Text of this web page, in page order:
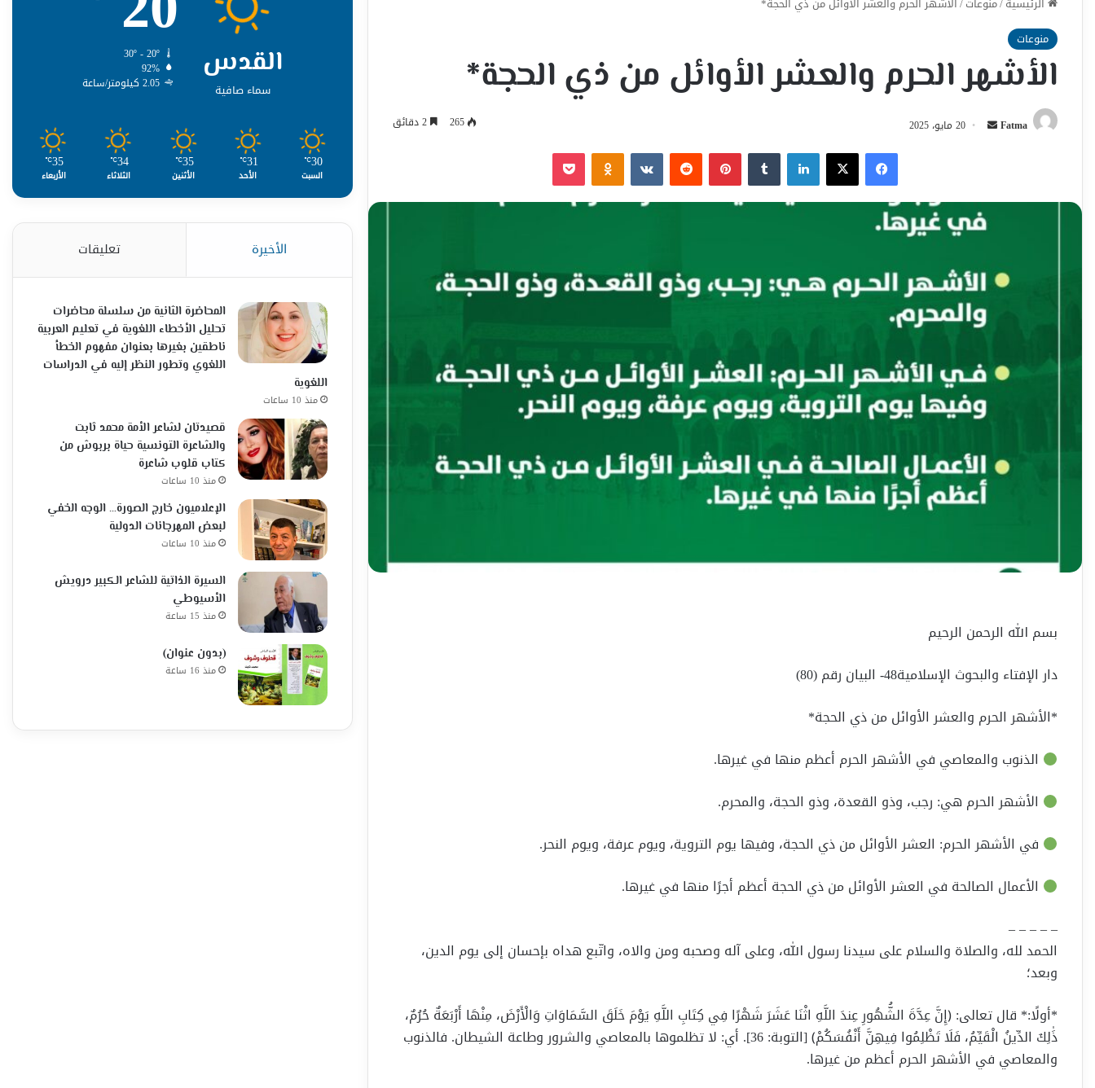
منوعات
الأشهر الحرم والعشر الأوائل من ذي الحجة*
Fatma
أرسل 20 مايو، 2025 265
فيسبوك‫X لينكدإن بينتيريست Odnoklassniki
‫Pocket
بسم الله الرحمن الرحيم
دار الإفتاء والبحوث الإسلامية48- البيان رقم (80)
*الأشهر الحرم والعشر الأوائل من ذي الحجة*
الذنوب والمعاصي في الأشهر الحرم أعظم منها في غيرها.
الأشهر الحرم هي: رجب، وذو القعدة، وذو الحجة، والمحرم.
في الأشهر الحرم: العشر الأوائل من ذي الحجة، وفيها يوم التروية، ويوم عرفة، ويوم النحر.
الأعمال الصالحة في العشر الأوائل من ذي الحجة أعظم أجرًا منها في غيرها.
– – – – –
الحمد لله، والصلاة والسلام على سيدنا رسول الله، وعلى آله وصحبه ومن والاه، واتّبع هداه بإحسان إلى يوم الدين،
وبعد؛
*أولًا:* قال تعالى: ﴿إِنَّ عِدَّةَ الشُّهُورِ عِندَ اللَّهِ اثْنَا عَشَرَ شَهْرًا فِي كِتَابِ اللَّهِ يَوْمَ خَلَقَ السَّمَاوَاتِ وَالْأَرْضَ، مِنْهَا أَرْبَعَةٌ حُرُمٌ،
ذَٰلِكَ الدِّينُ الْقَيِّمُ، فَلَا تَظْلِمُوا فِيهِنَّ أَنْفُسَكُمْ﴾ [التوبة: 36]. أي: لا تظلموها بالمعاصي والشرور وطاعة الشيطان. فالذنوب
والمعاصي في الأشهر الحرم أعظم من غيرها.
القدس
سماء صافية
30º - 20º
92%
2.05 كيلومتر/ساعة
30
℃
السبت
31
℃
الأحد
35
℃
الأثنين
34
℃
الثلاثاء
35
℃
الأربعاء
الأخيرة تعليقات
المحاضرة الثانية من سلسلة محاضرات
تحليل الأخطاء اللغوية في تعليم العربية
ناطقين بغيرها بعنوان مفهوم الخطأ
اللغوي وتطور النظر إليه في الدراسات
اللغوية
منذ 10 ساعات
قصيدتان لشاعر الأمة محمد ثابت
والشاعرة التونسية حياة بربوش من
كتاب قلوب شاعرة
منذ 10 ساعات
الإعلاميون خارج الصورة… الوجه الخفي
لبعض المهرجانات الدولية
منذ 10 ساعات
السيرة الذاتية للشاعر الكبير درويش
الأسيوطي
منذ 15 ساعة
(بدون عنوان)
منذ 16 ساعة